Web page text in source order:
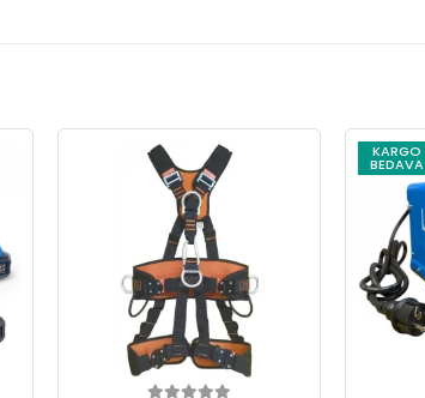
KARGO
BEDAVA